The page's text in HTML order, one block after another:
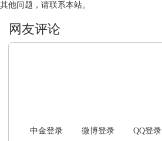
其他问题，请联系本站。
中金登录 微博登录 QQ登录